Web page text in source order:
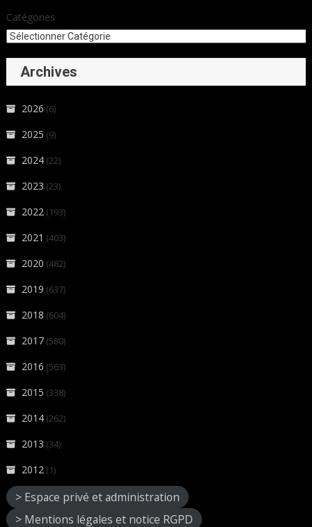
Catégories
Archives
2026 (6)
2025 (9)
2024 (22)
2023 (23)
2022 (193)
2021 (403)
2020 (482)
2019 (637)
2018 (604)
2017 (580)
2016 (563)
2015 (338)
2014 (262)
2013 (34)
2012 (1)
> Espace privé et administration
> Mentions légales et notice RGPD